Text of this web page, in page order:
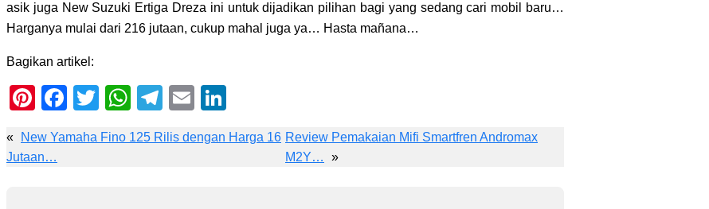
asik juga New Suzuki Ertiga Dreza ini untuk dijadikan pilihan bagi yang sedang cari mobil baru…
Harganya mulai dari 216 jutaan, cukup mahal juga ya… Hasta mañana…
Bagikan artikel:
Pinterest
Facebook
TwitterWhatsApp
Telegram
Email
«
New Yamaha Fino 125 Rilis dengan Harga 16
Jutaan…
Review Pemakaian Mifi Smartfren Andromax
M2Y…
»